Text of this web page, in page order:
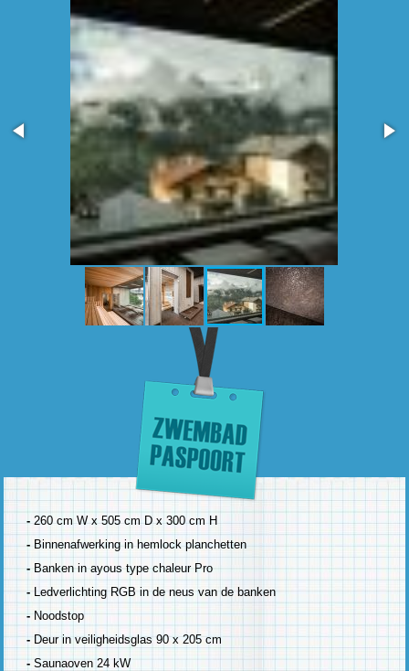
-260 cm W x 505 cm D x 300 cm H
-Binnenafwerking in hemlock planchetten
- Banken in ayous type chaleur Pro
- Ledverlichting RGB in de neus van de banken
-Noodstop
- Deur in veiligheidsglas 90 x 205 cm
-Saunaoven 24 kW